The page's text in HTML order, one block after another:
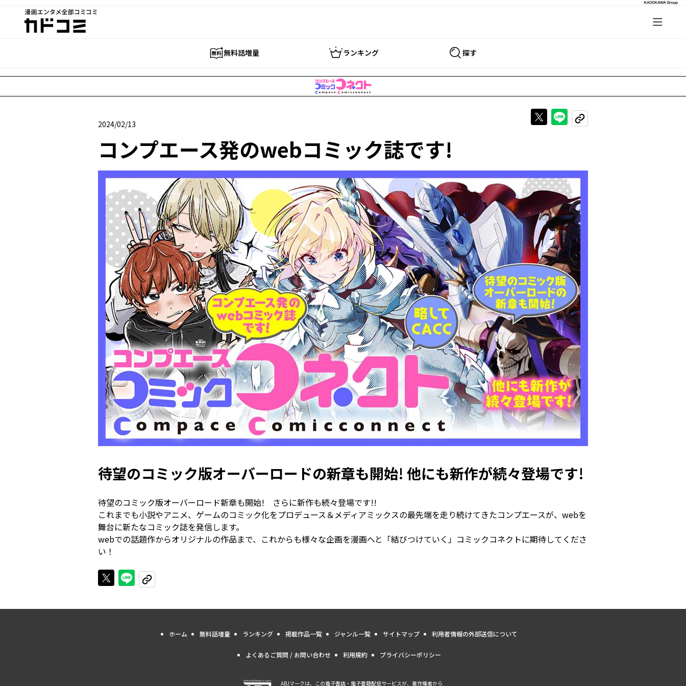
漫画エンタメ全部コミコミ
カドコミ
無料話増量 ランキング 探す
2024/02/13
2024年02月13日
Xで投稿するLINEでシェアする
URLをコピーする
コンプエース発のwebコミック誌です!
待望のコミック版オーバーロードの新章も開始! 他にも新作が続々登場です!
待望のコミック版オーバーロード新章も開始! さらに新作も続々登場です!!
これまでも小説やアニメ、ゲームのコミック化をプロデュース＆メディアミックスの最先端を走り続けてきたコンプエースが、webを
舞台に新たなコミック誌を発信します。
webでの話題作からオリジナルの作品まで、これからも様々な企画を漫画へと「結びつけていく」コミックコネクトに期待してくださ
Xで投稿するLINEでシェアする
URLをコピーする
ホーム 無料話増量 ランキング 掲載作品一覧 ジャンル一覧 サイトマップ 利用者情報の外部送信について
よくあるご質問 / お問い合わせ 利用規約 プライバシーポリシー
ABJマークは、この電子書店・電子書籍配信サービスが、著作権者から